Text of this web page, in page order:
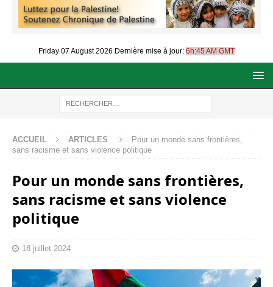
Friday 07 August 2026 Dernière mise à jour: 6h:45 AM GMT
ACCUEIL ARTICLES
Pour un monde sans frontières,
sans racisme et sans violence politique
Pour un monde sans frontières,
sans racisme et sans violence
politique
18 juillet 2024